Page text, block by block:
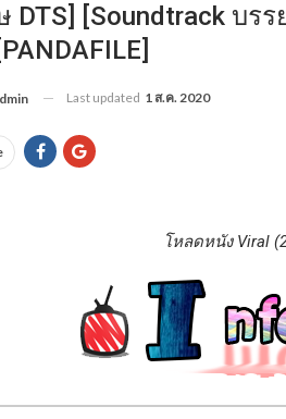
DTS] [Soundtrack บร
Last updated 1 ส.ค. 2020
โหลดหนัง Viral